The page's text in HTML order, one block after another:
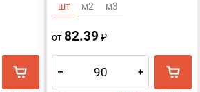
шт м2 м3
от 82.39 ₽
– +